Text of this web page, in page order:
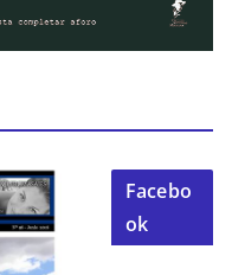
Facebo
ok